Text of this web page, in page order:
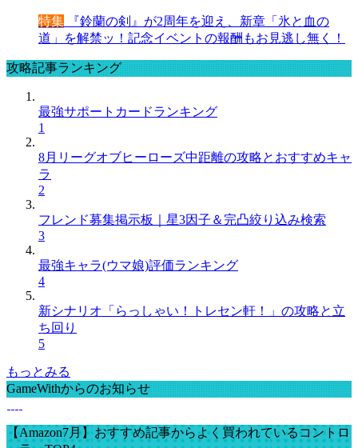
特集 『鈴蘭の剣』が2周年を迎え、新章「氷と血の
道」を解禁ッ！記念イベントの報酬もお見逃し無く！
攻略記事ランキング
最強サポートカードランキング
1
8月リーグオブヒーローズ中距離の攻略とおすすめキャ
ラ
2
フレンド募集掲示板｜星3因子＆完凸絞り込み検索
3
最強キャラ(ウマ娘)評価ランキング
4
新シナリオ「らっしゃい！トレセン軒！」の攻略と立
ち回り
5
もっとみる
GameWithからのお知らせ
【Amazon7月】おすすめ記事からよく買われているコントロ